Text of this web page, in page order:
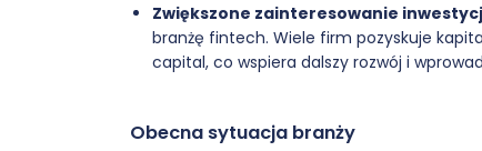
Zwiększone zainteresowanie
branżę fintech. Wiele firm pozyskuje
capital, co wspiera dalszy rozwój i
Obecna sytuacja branży